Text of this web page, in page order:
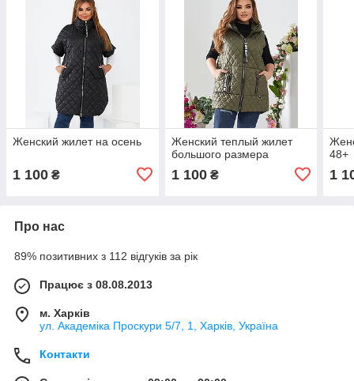
Женский жилет на осень
1 100 ₴
Женский теплый жилет
большого размера
1 100₴
48+
1
Про нас
89% позитивних з 112 відгуків за рік
Працює з 08.08.2013
м. Харків
ул. Академіка Проскури 5/7, 1, Харків, Україна
Контакти